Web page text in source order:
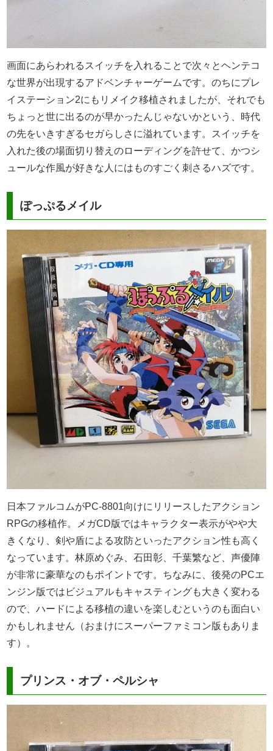
画面にあらわれるスイッチを入れることで次々とヘンテコ
な世界が出現するアドベンチャーゲームです。のちにプレ
イステーション2にもリメイク移植されましたが、それでも
ちょっと世に出るのが早かったんじゃないかという、時代
の先をいきすぎるセガらしさに溢れています。スイッチを
入れた後の場面切り替えのローディングを許せて、かつシ
ュールな作風が好きな人にはものすごく刺さるハズです。
ぽっぷるメイル
日本ファルコムがPC-8801向けにリリースしたアクション
RPGの移植作。メガCD版ではキャラクター表示がやや大
きくなり、剣や盾による攻防といったアクション性も高く
なっています。林原めぐみ、石田彰、千葉繁など、声優陣
が非常に豪華なのもポイントです。ちなみに、後発のPCエ
ンジン版ではビジュアルもキャスティングも大きく変わる
ので、ハードによる移植の違いを楽しむというのも面白い
かもしれません（おまけにスーパーファミコン版もありま
す）。
プリンス・オブ・ペルシャ